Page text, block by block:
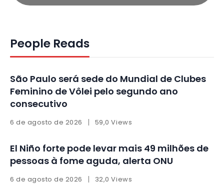
People Reads
São Paulo será sede do Mundial de Clubes
Feminino de Vôlei pelo segundo ano
consecutivo
6 de agosto de 2026 59,0 Views
El Niño forte pode levar mais 49 milhões de
pessoas à fome aguda, alerta ONU
6 de agosto de 2026 32,0 Views